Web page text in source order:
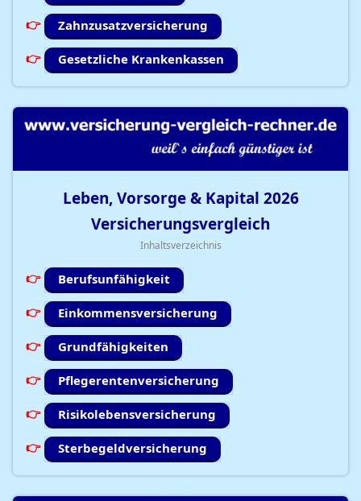
Zahnzusatzversicherung
Gesetzliche Krankenkassen
Leben, Vorsorge & Kapital 2026
Versicherungsvergleich
Inhaltsverzeichnis
Berufsunfähigkeit
Einkommensversicherung
Grundfähigkeiten
Pflegerentenversicherung
Risikolebensversicherung
Sterbegeldversicherung